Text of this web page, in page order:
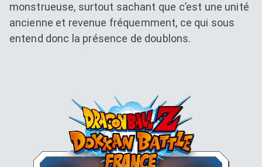
monstrueuse, surtout sachant que c’est une unité
ancienne et revenue fréquemment, ce qui sous
entend donc la présence de doublons.
Dokkan Essentials x Dragon